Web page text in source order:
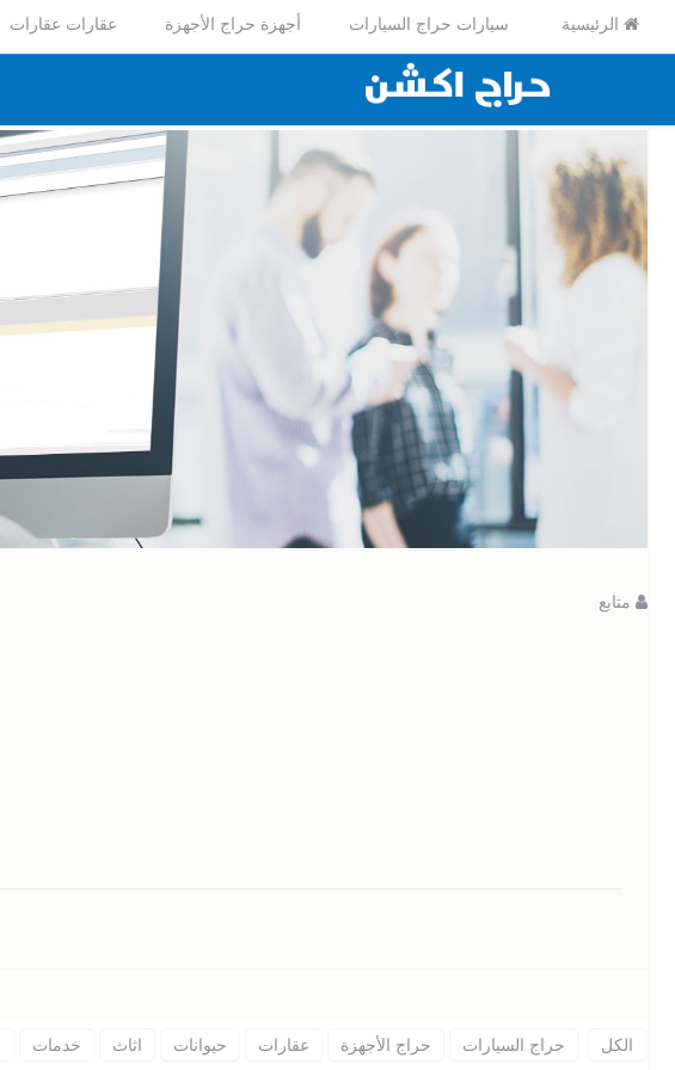
الرئيسية سيارات حراج السيارات أجهزة حراج الأجهزة عقارات عقارات
متابع
الكل حراج السيارات حراج الأجهزة عقارات حيوانات اثاث خدمات